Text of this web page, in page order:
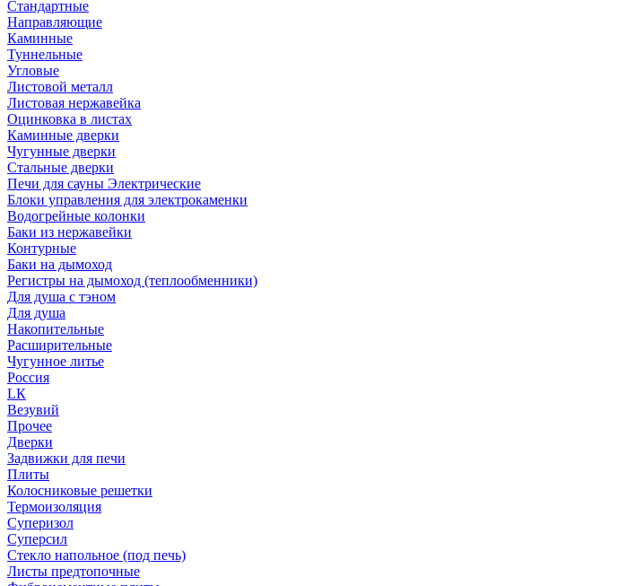
Стандартные
Направляющие
Каминные
Туннельные
Угловые
Листовой металл
Листовая нержавейка
Оцинковка в листах
Каминные дверки
Чугунные дверки
Стальные дверки
Печи для сауны Электрические
Блоки управления для электрокаменки
Водогрейные колонки
Баки из нержавейки
Контурные
Баки на дымоход
Регистры на дымоход (теплообменники)
Для душа с тэном
Для душа
Накопительные
Расширительные
Чугунное литье
Россия
LК
Везувий
Прочее
Дверки
Задвижки для печи
Плиты
Колосниковые решетки
Термоизоляция
Суперизол
Суперсил
Стекло напольное (под печь)
Листы предтопочные